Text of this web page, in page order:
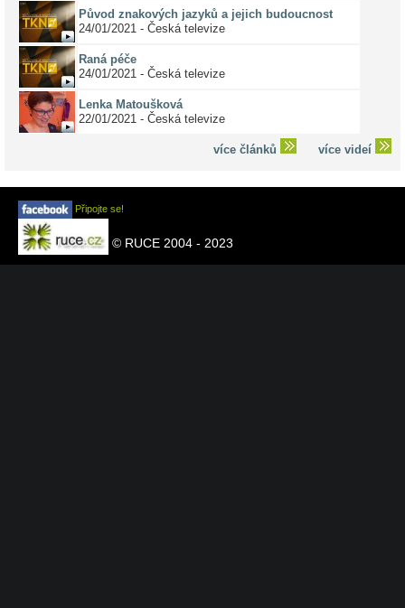
Původ znakových jazyků a jejich budoucnost
24/01/2021 - Česká televize
Raná péče
24/01/2021 - Česká televize
Lenka Matoušková
22/01/2021 - Česká televize
více článků více videí
Připojte se!
© RUCE 2004 - 2023